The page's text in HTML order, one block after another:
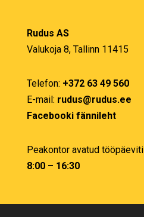
Rudus AS
Valukoja 8, Tallinn 11415
Telefon: +372 63 49 560
E-mail: rudus@rudus.ee
Facebooki fännileht
Peakontor avatud tööpäeviti
8:00 – 16:30